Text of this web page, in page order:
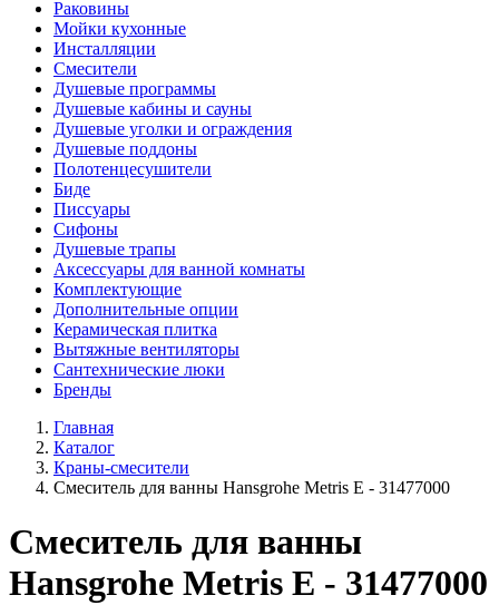
Раковины
Мойки кухонные
Инсталляции
Смесители
Душевые программы
Душевые кабины и сауны
Душевые уголки и ограждения
Душевые поддоны
Полотенцесушители
Биде
Писсуары
Сифоны
Душевые трапы
Аксессуары для ванной комнаты
Комплектующие
Дополнительные опции
Керамическая плитка
Вытяжные вентиляторы
Сантехнические люки
Бренды
Главная
Каталог
Краны-смесители
Смеситель для ванны Hansgrohe Metris E - 31477000
Смеситель для ванны
Hansgrohe Metris E - 31477000